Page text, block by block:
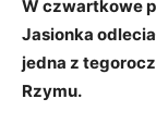
W czwartkowe
Jasionka
jedna z
Rzymu.